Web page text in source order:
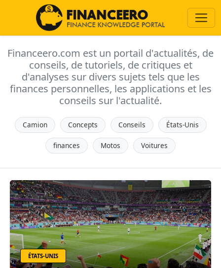
Financeero.com est un portail d'actualités, de
conseils, de tutoriels, de critiques et
d'analyses sur divers sujets tels que les
finances personnelles, les applications et les
conseils sur l'actualité.
Camion Concepts Conseils États-Unis
finances Motos Voitures
ÉTATS-UNIS